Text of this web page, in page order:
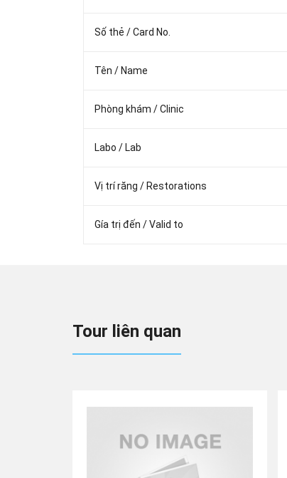
Số thẻ / Card No.
Tên / Name
Phòng khám / Clinic
Labo / Lab
Vị trí răng / Restorations
Gía trị đến / Valid to
Tour liên quan